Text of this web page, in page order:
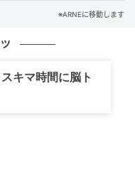
※ARNEに移動します
キマ時間に脳ト